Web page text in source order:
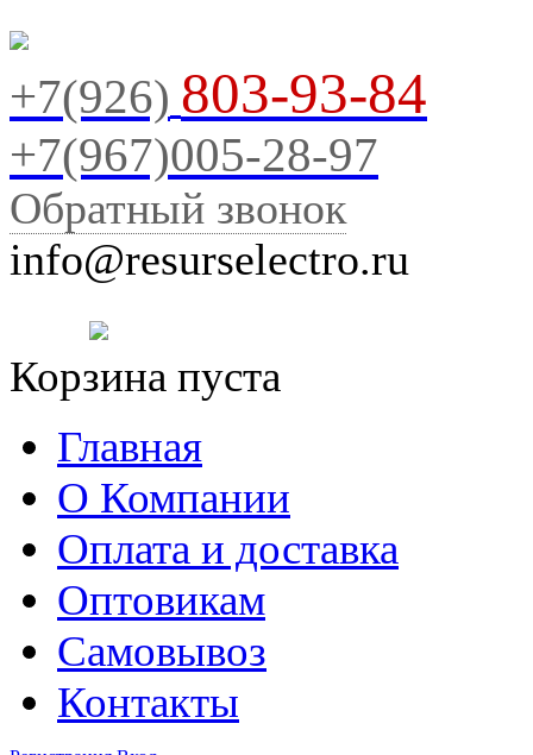
+7(926) 803-93-84
+7(967)005-28-97
Обратный звонок
info@resurselectro.ru
Корзина пуста
Главная
О Компании
Оплата и доставка
Оптовикам
Самовывоз
Контакты